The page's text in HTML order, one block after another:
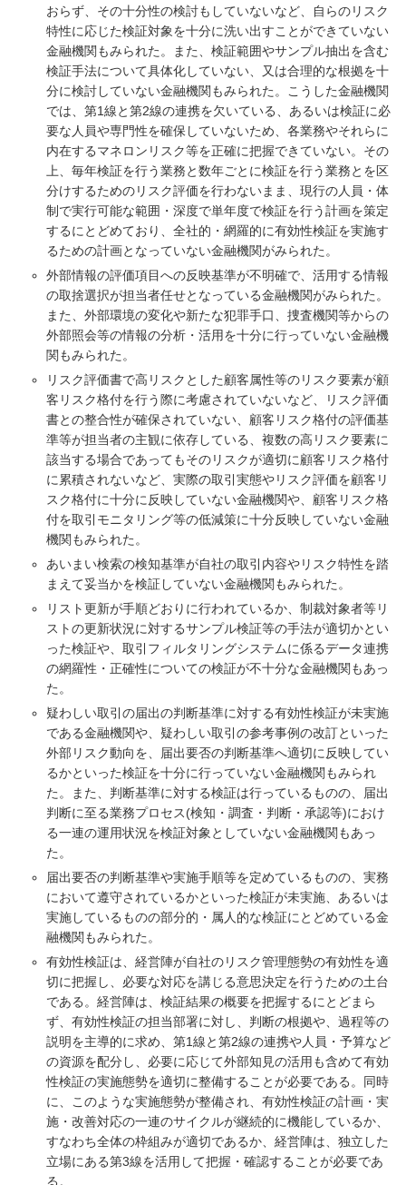
おらず、その十分性の検討もしていないなど、自らのリスク
特性に応じた検証対象を十分に洗い出すことができていない
金融機関もみられた。また、検証範囲やサンプル抽出を含む
検証手法について具体化していない、又は合理的な根拠を十
分に検討していない金融機関もみられた。こうした金融機関
では、第1線と第2線の連携を欠いている、あるいは検証に必
要な人員や専門性を確保していないため、各業務やそれらに
内在するマネロンリスク等を正確に把握できていない。その
上、毎年検証を行う業務と数年ごとに検証を行う業務とを区
分けするためのリスク評価を行わないまま、現行の人員・体
制で実行可能な範囲・深度で単年度で検証を行う計画を策定
するにとどめており、全社的・網羅的に有効性検証を実施す
るための計画となっていない金融機関がみられた。
外部情報の評価項目への反映基準が不明確で、活用する情報
の取捨選択が担当者任せとなっている金融機関がみられた。
また、外部環境の変化や新たな犯罪手口、捜査機関等からの
外部照会等の情報の分析・活用を十分に行っていない金融機
関もみられた。
リスク評価書で高リスクとした顧客属性等のリスク要素が顧
客リスク格付を行う際に考慮されていないなど、リスク評価
書との整合性が確保されていない、顧客リスク格付の評価基
準等が担当者の主観に依存している、複数の高リスク要素に
該当する場合であってもそのリスクが適切に顧客リスク格付
に累積されないなど、実際の取引実態やリスク評価を顧客リ
スク格付に十分に反映していない金融機関や、顧客リスク格
付を取引モニタリング等の低減策に十分反映していない金融
機関もみられた。
あいまい検索の検知基準が自社の取引内容やリスク特性を踏
まえて妥当かを検証していない金融機関もみられた。
リスト更新が手順どおりに行われているか、制裁対象者等リ
ストの更新状況に対するサンプル検証等の手法が適切かとい
った検証や、取引フィルタリングシステムに係るデータ連携
の網羅性・正確性についての検証が不十分な金融機関もあっ
た。
疑わしい取引の届出の判断基準に対する有効性検証が未実施
である金融機関や、疑わしい取引の参考事例の改訂といった
外部リスク動向を、届出要否の判断基準へ適切に反映してい
るかといった検証を十分に行っていない金融機関もみられ
た。また、判断基準に対する検証は行っているものの、届出
判断に至る業務プロセス(検知・調査・判断・承認等)におけ
る一連の運用状況を検証対象としていない金融機関もあっ
た。
届出要否の判断基準や実施手順等を定めているものの、実務
において遵守されているかといった検証が未実施、あるいは
実施しているものの部分的・属人的な検証にとどめている金
融機関もみられた。
有効性検証は、経営陣が自社のリスク管理態勢の有効性を適
切に把握し、必要な対応を講じる意思決定を行うための土台
である。経営陣は、検証結果の概要を把握するにとどまら
ず、有効性検証の担当部署に対し、判断の根拠や、過程等の
説明を主導的に求め、第1線と第2線の連携や人員・予算など
の資源を配分し、必要に応じて外部知見の活用も含めて有効
性検証の実施態勢を適切に整備することが必要である。同時
に、このような実施態勢が整備され、有効性検証の計画・実
施・改善対応の一連のサイクルが継続的に機能しているか、
すなわち全体の枠組みが適切であるか、経営陣は、独立した
立場にある第3線を活用して把握・確認することが必要であ
る。